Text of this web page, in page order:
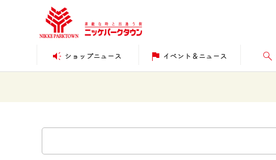
ショップニュース イベント＆ニュース